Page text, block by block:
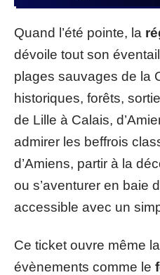
Quand l’été pointe, la
dévoile tout son
plages sauvages de la
historiques, forêts,
de Lille à Calais,
admirer les beffrois
d’Amiens, partir à la
ou s’aventurer en baie
accessible avec un
Ce ticket ouvre même
évènements comme le